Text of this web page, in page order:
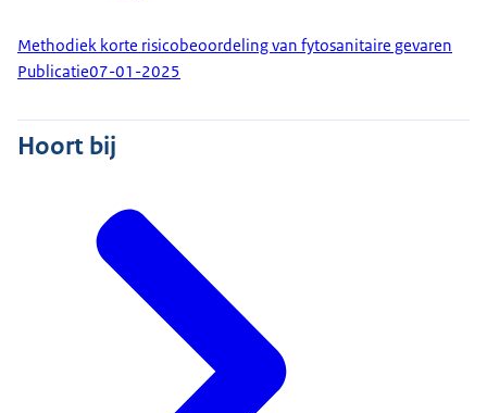
Methodiek korte risicobeoordeling van fytosanitaire gevaren
Publicatie07-01-2025
Hoort bij